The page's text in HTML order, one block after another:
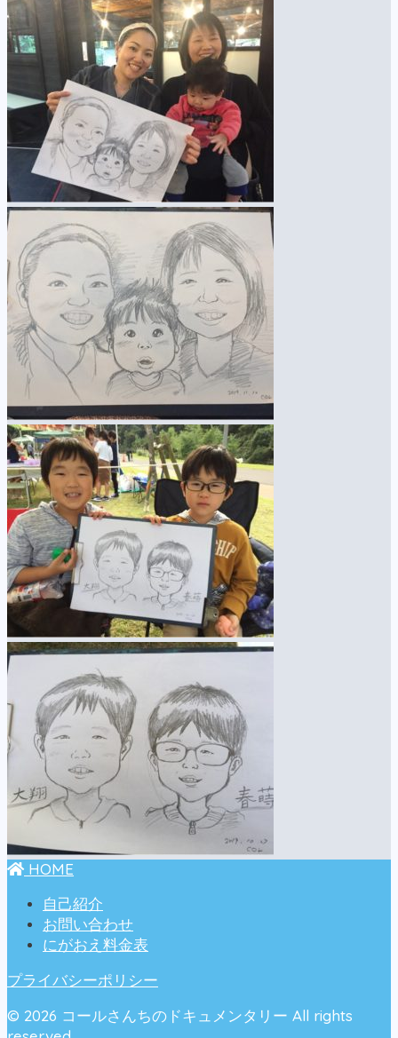
HOME
自己紹介
お問い合わせ
にがおえ料金表
プライバシーポリシー
© 2026 コールさんちのドキュメンタリー All rights